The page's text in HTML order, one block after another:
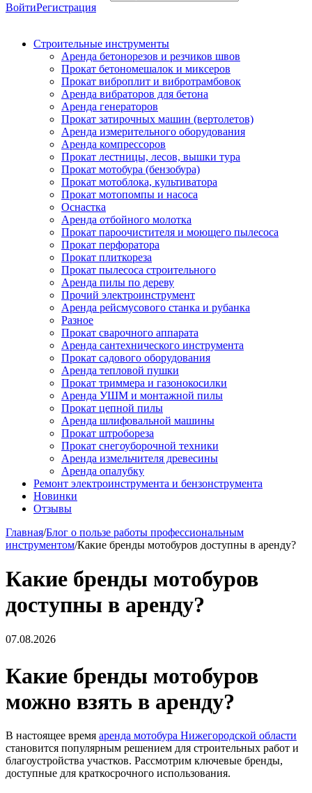
ВойтиРегистрация
Строительные инструменты
Аренда бетонорезов и резчиков швов
Прокат бетономешалок и миксеров
Прокат виброплит и вибротрамбовок
Аренда вибраторов для бетона
Аренда генераторов
Прокат затирочных машин (вертолетов)
Аренда измерительного оборудования
Аренда компрессоров
Прокат лестницы, лесов, вышки тура
Прокат мотобура (бензобура)
Прокат мотоблока, культиватора
Прокат мотопомпы и насоса
Оснастка
Аренда отбойного молотка
Прокат пароочистителя и моющего пылесоса
Прокат перфоратора
Прокат плиткореза
Прокат пылесоса строительного
Аренда пилы по дереву
Прочий электроинструмент
Аренда рейсмусового станка и рубанка
Разное
Прокат сварочного аппарата
Аренда сантехнического инструмента
Прокат садового оборудования
Аренда тепловой пушки
Прокат триммера и газонокосилки
Аренда УШМ и монтажной пилы
Прокат цепной пилы
Аренда шлифовальной машины
Прокат штробореза
Прокат снегоуборочной техники
Аренда измельчителя древесины
Аренда опалубку
Ремонт электроинструмента и бензонструмента
Новинки
Отзывы
Главная/Блог о пользе работы профессиональным
инструментом/Какие бренды мотобуров доступны в аренду?
Какие бренды мотобуров
доступны в аренду?
07.08.2026
Какие бренды мотобуров
можно взять в аренду?
В настоящее время аренда мотобура Нижегородской области
становится популярным решением для строительных работ и
благоустройства участков. Рассмотрим ключевые бренды,
доступные для краткосрочного использования.